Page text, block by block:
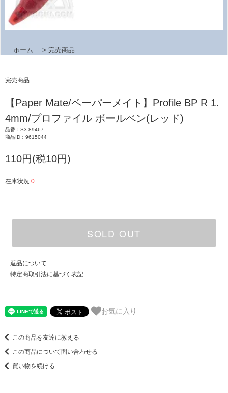
ホーム > 完売商品
完売商品
【Paper Mate/ペーパーメイト】Profile BP R 1.
4mm/プロファイル ボールペン(レッド)
品番：S3 89467
商品ID：9615044
110円(税10円)
在庫状況 0
SOLD OUT
返品について
特定商取引法に基づく表記
お気に入り
この商品を友達に教える
この商品について問い合わせる
買い物を続ける